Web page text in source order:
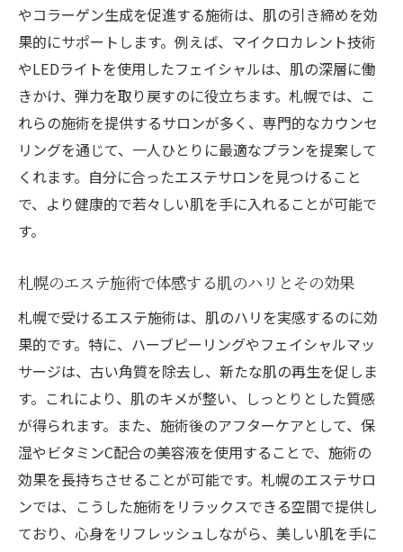
やコラーゲン生成を促進する施術は、肌の引き締めを効
果的にサポートします。例えば、マイクロカレント技術
やLEDライトを使用したフェイシャルは、肌の深層に働
きかけ、弾力を取り戻すのに役立ちます。札幌では、こ
れらの施術を提供するサロンが多く、専門的なカウンセ
リングを通じて、一人ひとりに最適なプランを提案して
くれます。自分に合ったエステサロンを見つけること
で、より健康的で若々しい肌を手に入れることが可能で
す。
札幌のエステ施術で体感する肌のハリとその効果
札幌で受けるエステ施術は、肌のハリを実感するのに効
果的です。特に、ハーブピーリングやフェイシャルマッ
サージは、古い角質を除去し、新たな肌の再生を促しま
す。これにより、肌のキメが整い、しっとりとした質感
が得られます。また、施術後のアフターケアとして、保
湿やビタミンC配合の美容液を使用することで、施術の
効果を長持ちさせることが可能です。札幌のエステサロ
ンでは、こうした施術をリラックスできる空間で提供し
ており、心身をリフレッシュしながら、美しい肌を手に